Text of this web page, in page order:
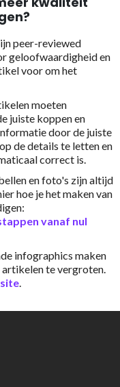
peer-reviewed
geloofwaardigheid en
voor om het
moeten
juiste koppen en
door de juiste
de details te letten en
correct is.
en foto's zijn altijd
hoe je het maken van
vanaf nul
infographics maken
te vergroten.
.